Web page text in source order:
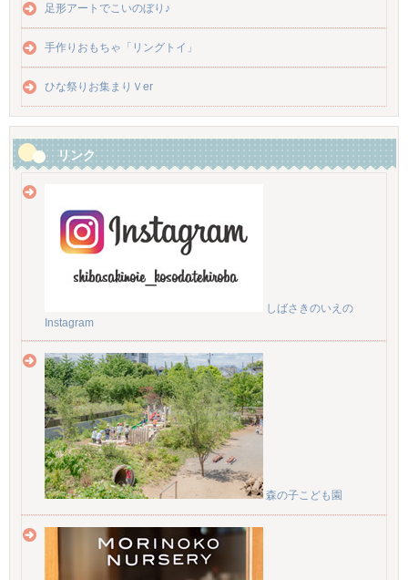
足形アートでこいのぼり♪
手作りおもちゃ「リングトイ」
ひな祭りお集まりＶer
リンク
しばさきのいえの
Instagram
森の子こども園